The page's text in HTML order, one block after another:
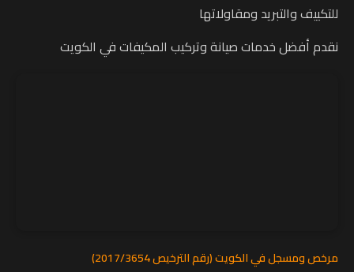
للتكييف والتبريد ومقاولاتها
نقدم أفضل خدمات صيانة وتركيب المكيفات في الكويت
مرخص ومسجل في الكويت (رقم الترخيص 2017/3654)